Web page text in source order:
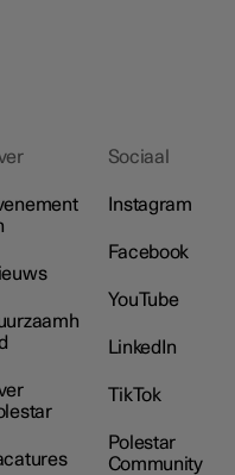
Sociaal
Instagram
Facebook
YouTube
LinkedIn
TikTok
Polestar
Community